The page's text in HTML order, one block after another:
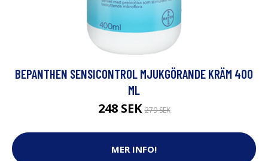
BEPANTHEN SENSICONTROL MJUKGÖRANDE KRÄM 400
ML
248 SEK279 SEK
MER INFO!